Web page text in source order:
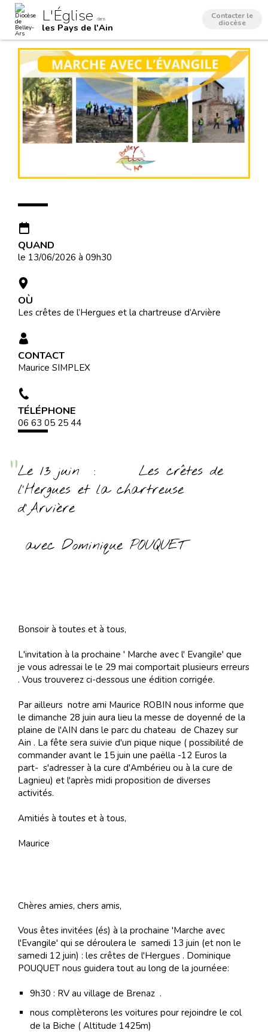
contenu.
navigation
Outils
personnels
L'Église dans
les Pays de l'Ain
Contacter le
diocèse
QUAND
le 13/06/2026 à 09h30
OÙ
Les crêtes de l’Hergues et la chartreuse d’Arvière
CONTACT
Maurice SIMPLEX
TÉLÉPHONE
06 63 05 25 44
Le 13 juin : Les crêtes de
l’Hergues et la chartreuse
d’Arvière
avec Dominique POUQUET
Bonsoir à toutes et à tous,
L'invitation à la prochaine ' Marche avec l' Evangile' que
je vous adressai le le 29 mai comportait plusieurs erreurs
. Vous trouverez ci-dessous une édition corrigée.
Par ailleurs notre ami Maurice ROBIN nous informe que
le dimanche 28 juin aura lieu la messe de doyenné de la
plaine de l'AIN dans le parc du chateau de Chazey sur
Ain . La fête sera suivie d'un pique nique ( possibilité de
commander avant le 15 juin une paëlla -12 Euros la
part- s'adresser à la cure d'Ambérieu ou à la cure de
Lagnieu) et l'après midi proposition de diverses
activités.
Amitiés à toutes et à tous,
Maurice
Chères amies, chers amis,
Vous êtes invitées (és) à la prochaine 'Marche avec
l'Evangile' qui se déroulera le samedi 13 juin (et non le
samedi 12 juin) : les crêtes de l'Hergues . Dominique
POUQUET nous guidera tout au long de la journéee:
9h30 : RV au village de Brenaz .
nous complèterons les voitures pour rejoindre le col
de la Biche ( Altitude 1425m)